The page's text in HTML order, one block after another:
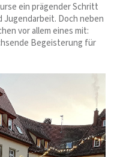
ein prägender Schritt
Jugendarbeit. Doch neben
vor allem eines mit:
Begeisterung für